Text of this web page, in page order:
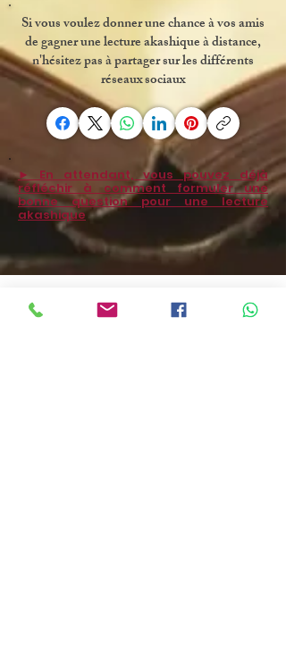
Si vous voulez donner une chance à vos amis
de gagner une lecture akashique à distance,
n'hésitez pas à partager sur les différents
réseaux sociaux
► En attendant, vous pouvez déjà
réfléchir à comment formuler une
bonne question pour une lecture
akashique
Home